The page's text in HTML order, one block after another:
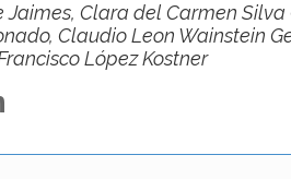
Jaimes, Clara del Carmen Silva
Claudio Leon Wainstein
López Kostner